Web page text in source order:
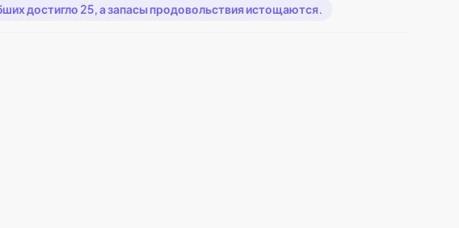
достигло 25, а запасы продовольствия истощаются.